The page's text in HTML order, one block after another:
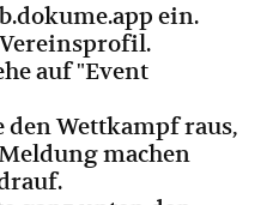
ein.
Vereinsprofil.
auf "Event
den Wettkampf raus,
machen